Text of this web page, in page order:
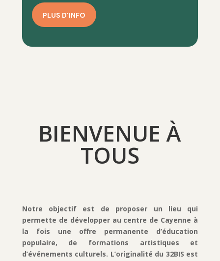
PLUS D'INFO
BIENVENUE À
TOUS
Notre objectif est de proposer un lieu qui
permette de développer au centre de Cayenne à
la fois une offre permanente d’éducation
populaire, de formations artistiques et
d’événements culturels. L’originalité du 32BIS est